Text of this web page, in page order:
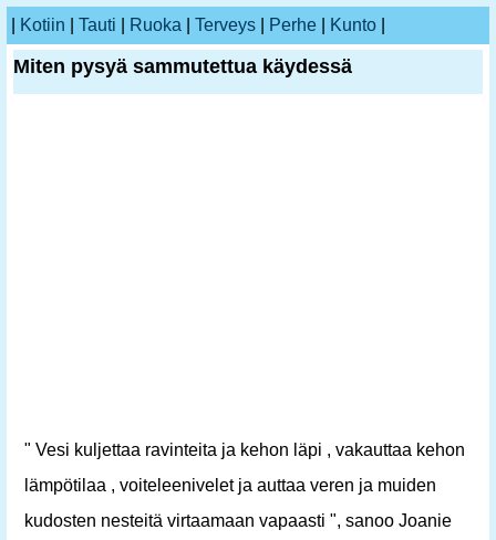
Kotiin Tauti Ruoka Terveys Perhe Kunto
Miten pysyä sammutettua käydessä
" Vesi kuljettaa ravinteita ja kehon läpi , vakauttaa kehon
lämpötilaa , voiteleenivelet ja auttaa veren ja muiden
kudosten nesteitä virtaamaan vapaasti ", sanoo Joanie